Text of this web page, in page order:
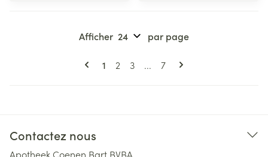
Pages
Vous lisez actuellement la page
1 Page
2 Page
3 ... Page
7
Afficher par page
Contactez nous
Apotheek Coenen Bart BVBA